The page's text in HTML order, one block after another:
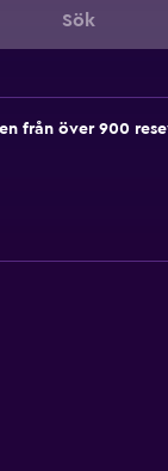
Sök
från över 900